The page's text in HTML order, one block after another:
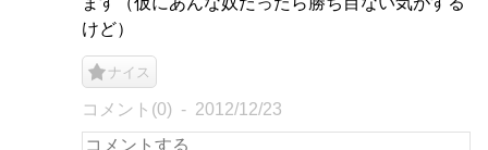
けど）
ナイス
コメント(0) 2012/12/23